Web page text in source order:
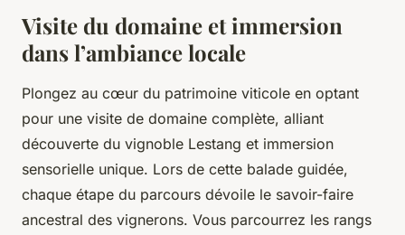
Visite du domaine et immersion
dans l’ambiance locale
Plongez au cœur du patrimoine viticole en optant
pour une visite de domaine complète, alliant
découverte du vignoble Lestang et immersion
sensorielle unique. Lors de cette balade guidée,
chaque étape du parcours dévoile le savoir-faire
ancestral des vignerons. Vous parcourrez les rangs